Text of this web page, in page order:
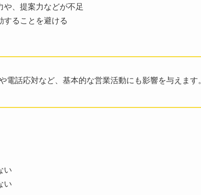
、提案力などが不足
することを避ける
電話応対など、基本的な営業活動にも影響を与えます。
い
い